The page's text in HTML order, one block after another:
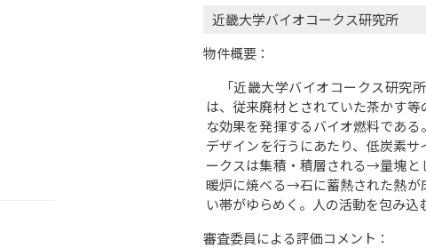
近畿大学バイオコークス研究所
物件概要：
「近畿大学バイオコークス研究
は、従来廃材とされていた茶かす
な効果を発揮するバイオ燃料であ
デザインを行うにあたり、低炭素
ークスは集積・積層される→量塊
暖炉に焼べる→石に蓄熱された熱
い帯がゆらめく。人の活動を包み込
審査委員による評価コメント：